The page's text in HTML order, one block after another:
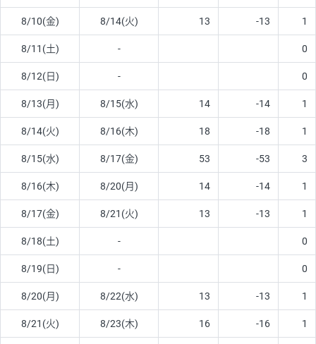
8/10(金) 8/14(火) 13 -13 1
8/11(土) - 0
8/12(日) - 0
8/13(月) 8/15(水) 14 -14 1
8/14(火) 8/16(木) 18 -18 1
8/15(水) 8/17(金) 53 -53 3
8/16(木) 8/20(月) 14 -14 1
8/17(金) 8/21(火) 13 -13 1
8/18(土) - 0
8/19(日) - 0
8/20(月) 8/22(水) 13 -13 1
8/21(火) 8/23(木) 16 -16 1